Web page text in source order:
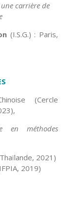
carrière de
(I.S.G.) : Paris,
(Cercle
méthodes
2021)
2019)